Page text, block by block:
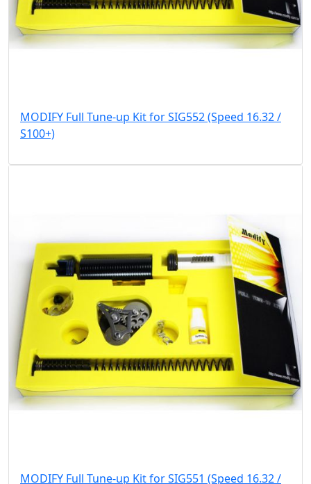
MODIFY Full Tune-up Kit for SIG552 (Speed 16.32 /
S100+)
MODIFY Full Tune-up Kit for SIG551 (Speed 16.32 /